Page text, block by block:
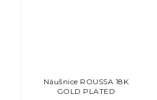
Náušnice ROUSSA 18K
GOLD PLATED